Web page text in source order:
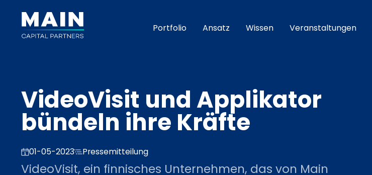
Portfolio Ansatz Wissen Veranstaltungen
VideoVisit und Applikator
bündeln ihre Kräfte
01-05-2023 Pressemitteilung
VideoVisit, ein finnisches Unternehmen, das von Main